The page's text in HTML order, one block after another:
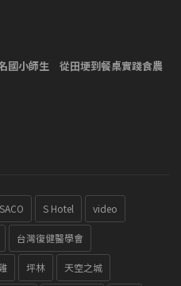
國小師生 從田埂到餐桌實踐食農
SACO S Hotel video
台灣復健醫學會
坪林 天空之城